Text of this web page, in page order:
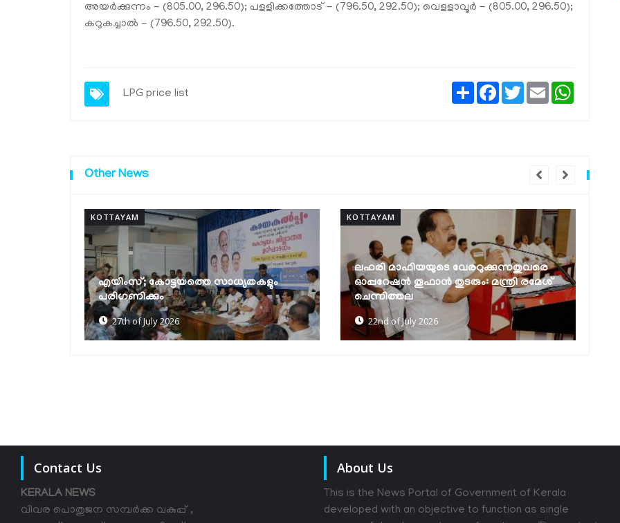
അയര്‍ക്കുന്നം - (805.00, 296.50); പളളിക്കത്തോട് - (796.50, 292.50); വെളളാവൂര്‍ - (805.00, 296.50);
കറുകച്ചാല്‍ - (796.50, 292.50).
LPG price list
ShareFacebook
TwitterEmail
Other News
KOTTAYAM
ലഹരി മാഫിയയുടെ വേരറുക്കുന്നതുവരെ
ഓപ്പറേഷൻ തൂഫാൻ തുടരും: മന്ത്രി രമേശ്
ചെന്നിത്തല
22nd of July 2026
KOTTAYAM
കോട്ടയം മെഡിക്കല്‍ കോളജിന് 94.17
ലക്ഷം രൂപ അനുവദിച്ചു
10th of July 2026
Contact Us
KERALA NEWS
വിവര പൊതുജന സമ്പര്‍ക്ക വകുപ്പ് ,
About Us
This is the News Portal of Government of Kerala
developed with an objective to function as single